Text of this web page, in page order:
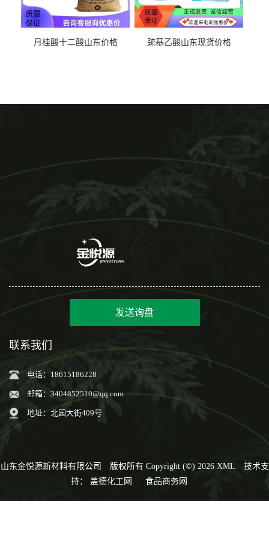
月桂酸十二酸山东价格 巯基乙酸山东现货价格
发送询盘
联系我们
电话：18615186228
邮箱： 3404852510@qq.com
地址：北园大街409号
山东金悦源新材料有限公司 版权所有 Copyright (©) 2026 XML
技术支
持： 盖德化工网 食品商务网